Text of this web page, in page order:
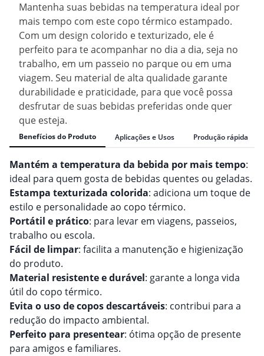
Mantenha suas bebidas na temperatura ideal por
mais tempo com este copo térmico estampado.
Com um design colorido e texturizado, ele é
perfeito para te acompanhar no dia a dia, seja no
trabalho, em um passeio no parque ou em uma
viagem. Seu material de alta qualidade garante
durabilidade e praticidade, para que você possa
desfrutar de suas bebidas preferidas onde quer
que esteja.
Benefícios do Produto Aplicações e Usos Produção rápida
Mantém a temperatura da bebida por mais tempo:
ideal para quem gosta de bebidas quentes ou geladas.
Estampa texturizada colorida: adiciona um toque de
estilo e personalidade ao copo térmico.
Portátil e prático: para levar em viagens, passeios,
trabalho ou escola.
Fácil de limpar: facilita a manutenção e higienização
do produto.
Material resistente e durável: garante a longa vida
útil do copo térmico.
Evita o uso de copos descartáveis: contribui para a
redução do impacto ambiental.
Perfeito para presentear: ótima opção de presente
para amigos e familiares.